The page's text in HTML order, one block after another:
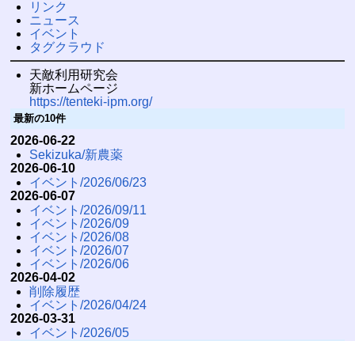
リンク
ニュース
イベント
タグクラウド
天敵利用研究会
新ホームページ
https://tenteki-ipm.org/
最新の10件
2026-06-22
Sekizuka/新農薬
2026-06-10
イベント/2026/06/23
2026-06-07
イベント/2026/09/11
イベント/2026/09
イベント/2026/08
イベント/2026/07
イベント/2026/06
2026-04-02
削除履歴
イベント/2026/04/24
2026-03-31
イベント/2026/05